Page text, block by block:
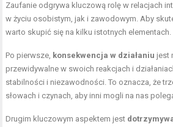
Zaufanie odgrywa kluczową rolę w relacjach
w życiu osobistym, jak i zawodowym. Aby
warto skupić się na kilku istotnych elementach.
Po pierwsze, konsekwencja w działaniu jest
przewidywalne w swoich reakcjach i
stabilności i niezawodności. To oznacza, że
słowach i czynach, aby inni mogli na nas
Drugim kluczowym aspektem jest